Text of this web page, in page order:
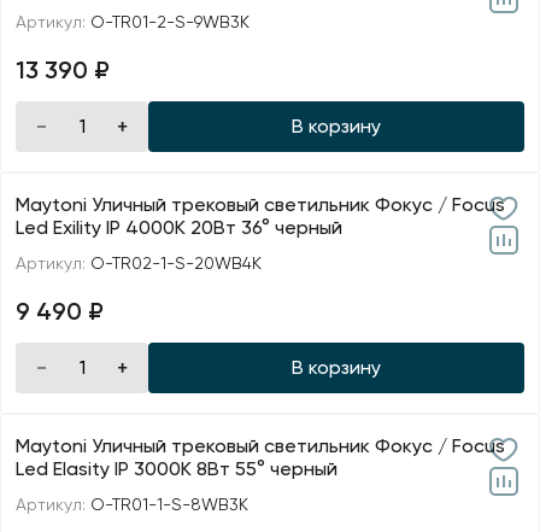
Артикул: O-TR01-2-S-9WB3K
13 390 ₽
В корзину
Maytoni Уличный трековый светильник Фокус / Focus
Led Exility IP 4000К 20Вт 36° черный
Артикул: O-TR02-1-S-20WB4K
9 490 ₽
В корзину
Maytoni Уличный трековый светильник Фокус / Focus
Led Elasity IP 3000К 8Вт 55° черный
Артикул: O-TR01-1-S-8WB3K